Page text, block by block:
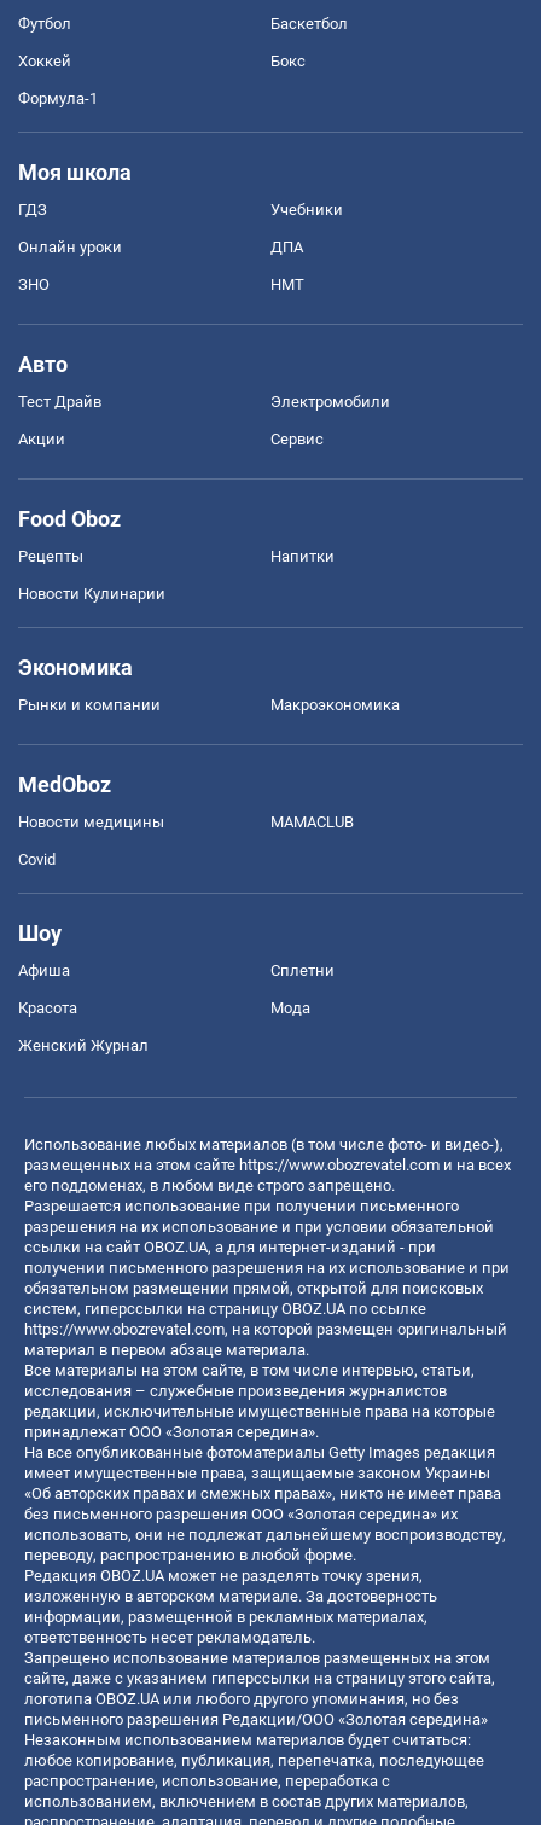
Футбол Баскетбол
Хоккей Бокс
Формула-1
Моя школа
ГДЗ Учебники
Онлайн уроки ДПА
ЗНО НМТ
Авто
Тест Драйв Электромобили
Акции Сервис
Food Oboz
Рецепты Напитки
Новости Кулинарии
Экономика
Рынки и компании Mакроэкономика
MedOboz
Новости медицины MAMACLUB
Covid
Шоу
Афиша Сплетни
Красота Мода
Женский Журнал
Использование любых материалов (в том числе фото- и видео-),
размещенных на этом сайте https://www.obozrevatel.com и на всех
его поддоменах, в любом виде строго запрещено.
Разрешается использование при получении письменного
разрешения на их использование и при условии обязательной
ссылки на сайт OBOZ.UA, а для интернет-изданий - при
получении письменного разрешения на их использование и при
обязательном размещении прямой, открытой для поисковых
систем, гиперссылки на страницу OBOZ.UA по ссылке
https://www.obozrevatel.com, на которой размещен оригинальный
материал в первом абзаце материала.
Все материалы на этом сайте, в том числе интервью, статьи,
исследования – служебные произведения журналистов
редакции, исключительные имущественные права на которые
принадлежат ООО «Золотая середина».
На все опубликованные фотоматериалы Getty Images редакция
имеет имущественные права, защищаемые законом Украины
«Об авторских правах и смежных правах», никто не имеет права
без письменного разрешения ООО «Золотая середина» их
использовать, они не подлежат дальнейшему воспроизводству,
переводу, распространению в любой форме.
Редакция OBOZ.UA может не разделять точку зрения,
изложенную в авторском материале. За достоверность
информации, размещенной в рекламных материалах,
ответственность несет рекламодатель.
Запрещено использование материалов размещенных на этом
сайте, даже с указанием гиперссылки на страницу этого сайта,
логотипа OBOZ.UA или любого другого упоминания, но без
письменного разрешения Редакции/ООО «Золотая середина»
Незаконным использованием материалов будет считаться:
любое копирование, публикация, перепечатка, последующее
распространение, использование, переработка с
использованием, включением в состав других материалов,